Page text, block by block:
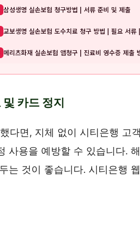
삼성생명 실손보험 청구방법 | 서류 준비 및 제출
교보생명 실손보험 도수치료 청구 방법 | 필요 서류
메리츠화재 실손보험 앱청구 | 진료비 영수증 제출
카드 정지
다면, 지체 없이 시티은행
사용을 예방할 수 있습니다.
는 것이 좋습니다. 시티은행